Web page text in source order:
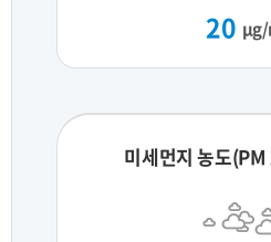
20 μg/
미세먼지 농도